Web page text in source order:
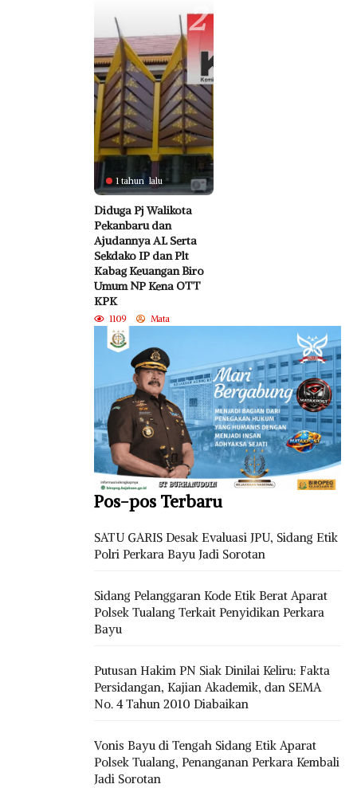
2
1 tahun lalu
Diduga Pj Walikota
Pekanbaru dan
Ajudannya AL Serta
Sekdako IP dan Plt
Kabag Keuangan Biro
Umum NP Kena OTT
KPK
1109 Mata
Pos-pos Terbaru
SATU GARIS Desak Evaluasi JPU, Sidang Etik
Polri Perkara Bayu Jadi Sorotan
Sidang Pelanggaran Kode Etik Berat Aparat
Polsek Tualang Terkait Penyidikan Perkara
Bayu
Putusan Hakim PN Siak Dinilai Keliru: Fakta
Persidangan, Kajian Akademik, dan SEMA
No. 4 Tahun 2010 Diabaikan
Vonis Bayu di Tengah Sidang Etik Aparat
Polsek Tualang, Penanganan Perkara Kembali
Jadi Sorotan